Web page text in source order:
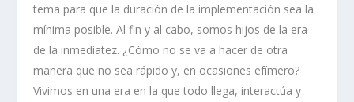
tema para que la duración de la implementación sea la
mínima posible. Al fin y al cabo, somos hijos de la era
de la inmediatez. ¿Cómo no se va a hacer de otra
manera que no sea rápido y, en ocasiones efímero?
Vivimos en una era en la que todo llega, interactúa y